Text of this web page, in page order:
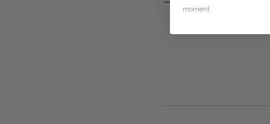
moment.